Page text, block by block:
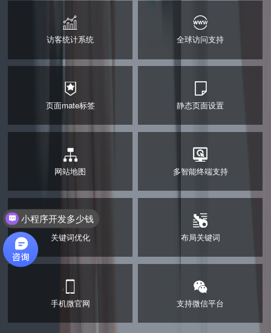
访客统计系统
访客统计系统
全球访问支持
全球访问支持
页面mate标签
页面mate标签
静态页面设置
静态页面设置
网站地图
网站地图
多智能终端支持
多智能终端支持
关键词优化
关键词优化
布局关键词
布局关键词
手机微官网
手机微官网
支持微信平台
支持微信平台
小程序开发多少钱